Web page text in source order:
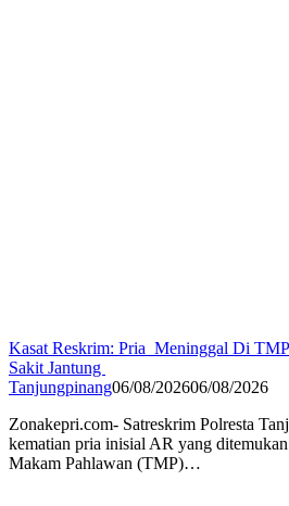
Kasat Reskrim: Pria Meninggal Di
Sakit Jantung
Tanjungpinang06/08/202606/08/2026
Zonakepri.com- Satreskrim Polresta
kematian pria inisial AR yang
Makam Pahlawan (TMP)…